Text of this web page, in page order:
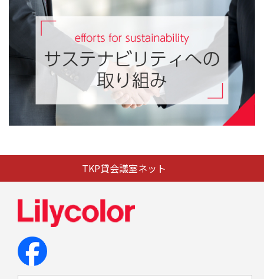
TKP貸会議室ネット